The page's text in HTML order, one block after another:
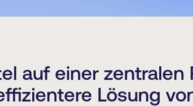
auf einer zentralen
Lösung